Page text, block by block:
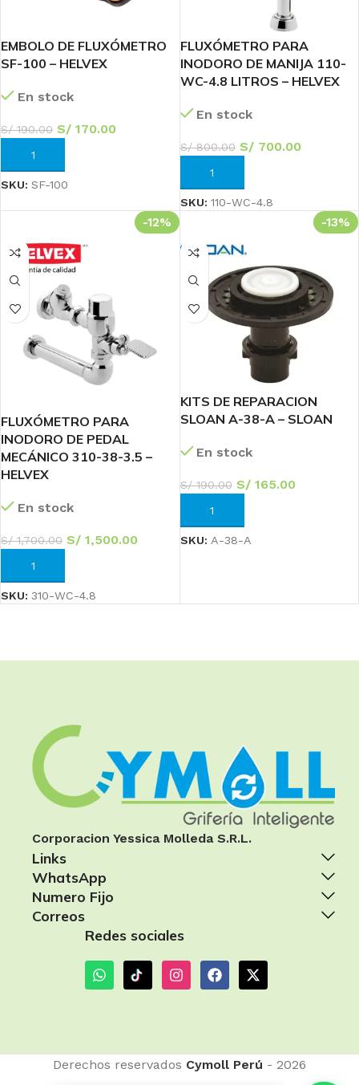
EMBOLO DE FLUXÓMETRO
SF-100 – HELVEX
En stock
S/190.00 S/ 170.00
AÑADIR AL CARRITO
SKU: SF-100
FLUXÓMETRO PARA
INODORO DE MANIJA 110-
WC-4.8 LITROS – HELVEX
En stock
S/800.00 S/700.00
AÑADIR AL CARRITO
SKU: 110-WC-4.8
-12%
FLUXÓMETRO PARA
INODORO DE PEDAL
MECÁNICO 310-38-3.5 –
HELVEX
En stock
S/1,700.00 S/ 1,500.00
AÑADIR AL CARRITO
SKU: 310-WC-4.8
-13%
KITS DE REPARACION
SLOAN A-38-A – SLOAN
En stock
S/190.00 S/165.00
AÑADIR AL CARRITO
SKU: A-38-A
Corporacion Yessica Molleda S.R.L.
Links
WhatsApp
Numero Fijo
Correos
Redes sociales
Derechos reservados Cymoll Perú - 2026